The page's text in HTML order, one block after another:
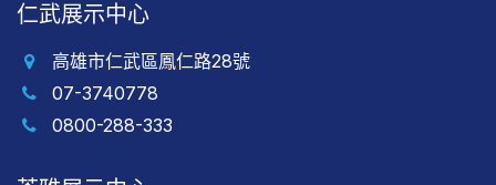
仁武展示中心
高雄市仁武區鳳仁路28號
07-3740778
0800-288-333